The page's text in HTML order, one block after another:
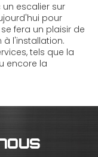
escalier sur
pour
fera un plaisir de
l'installation.
tels que la
encore la